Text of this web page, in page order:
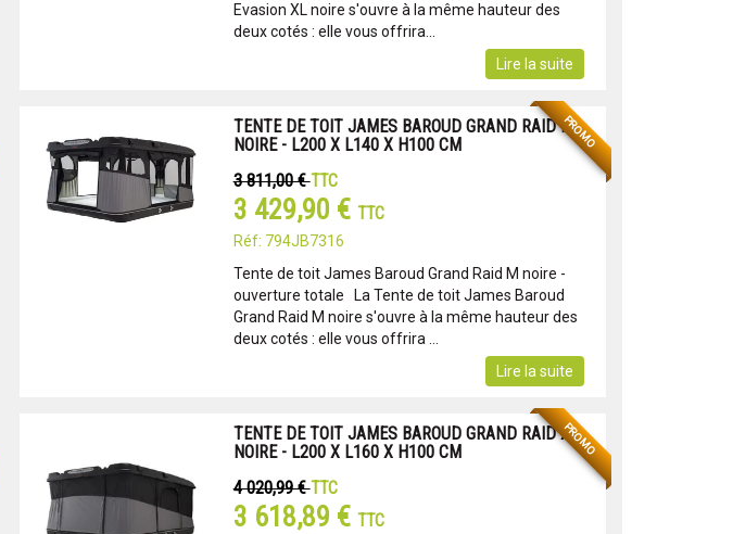
Evasion XL noire s'ouvre à la même hauteur des
deux cotés : elle vous offrira...
Lire la suite
PROMO
TENTE DE TOIT JAMES BAROUD GRAND RAID M
NOIRE - L200 X L140 X H100 CM
3 811,00 €TTC
3 429,90 € TTC
Réf: 794JB7316
Tente de toit James Baroud Grand Raid M noire -
ouverture totale La Tente de toit James Baroud
Grand Raid M noire s'ouvre à la même hauteur des
deux cotés : elle vous offrira ...
Lire la suite
PROMO
TENTE DE TOIT JAMES BAROUD GRAND RAID X
NOIRE - L200 X L160 X H100 CM
4 020,99 €TTC
3 618,89 € TTC